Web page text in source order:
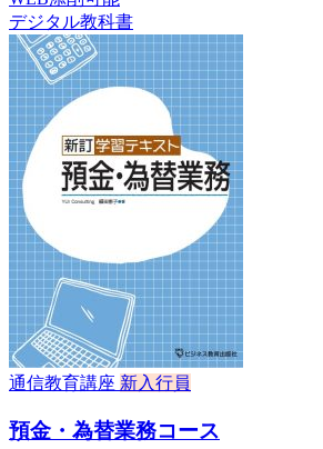
デジタル教科書
通信教育講座 新入行員
預金・為替業務コース